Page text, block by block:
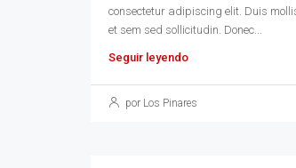
consectetur adipiscing elit. Duis
et sem sed sollicitudin. Donec...
Seguir leyendo
por Los Pinares